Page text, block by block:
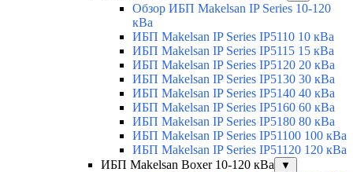
Обзор ИБП Makelsan IP Series 10-120
кВа
ИБП Makelsan IP Series IP5110 10 кВа
ИБП Makelsan IP Series IP5115 15 кВа
ИБП Makelsan IP Series IP5120 20 кВа
ИБП Makelsan IP Series IP5130 30 кВа
ИБП Makelsan IP Series IP5140 40 кВа
ИБП Makelsan IP Series IP5160 60 кВа
ИБП Makelsan IP Series IP5180 80 кВа
ИБП Makelsan IP Series IP51100 100 кВа
ИБП Makelsan IP Series IP51120 120 кВа
ИБП Makelsan Boxer 10-120 кВа
▼